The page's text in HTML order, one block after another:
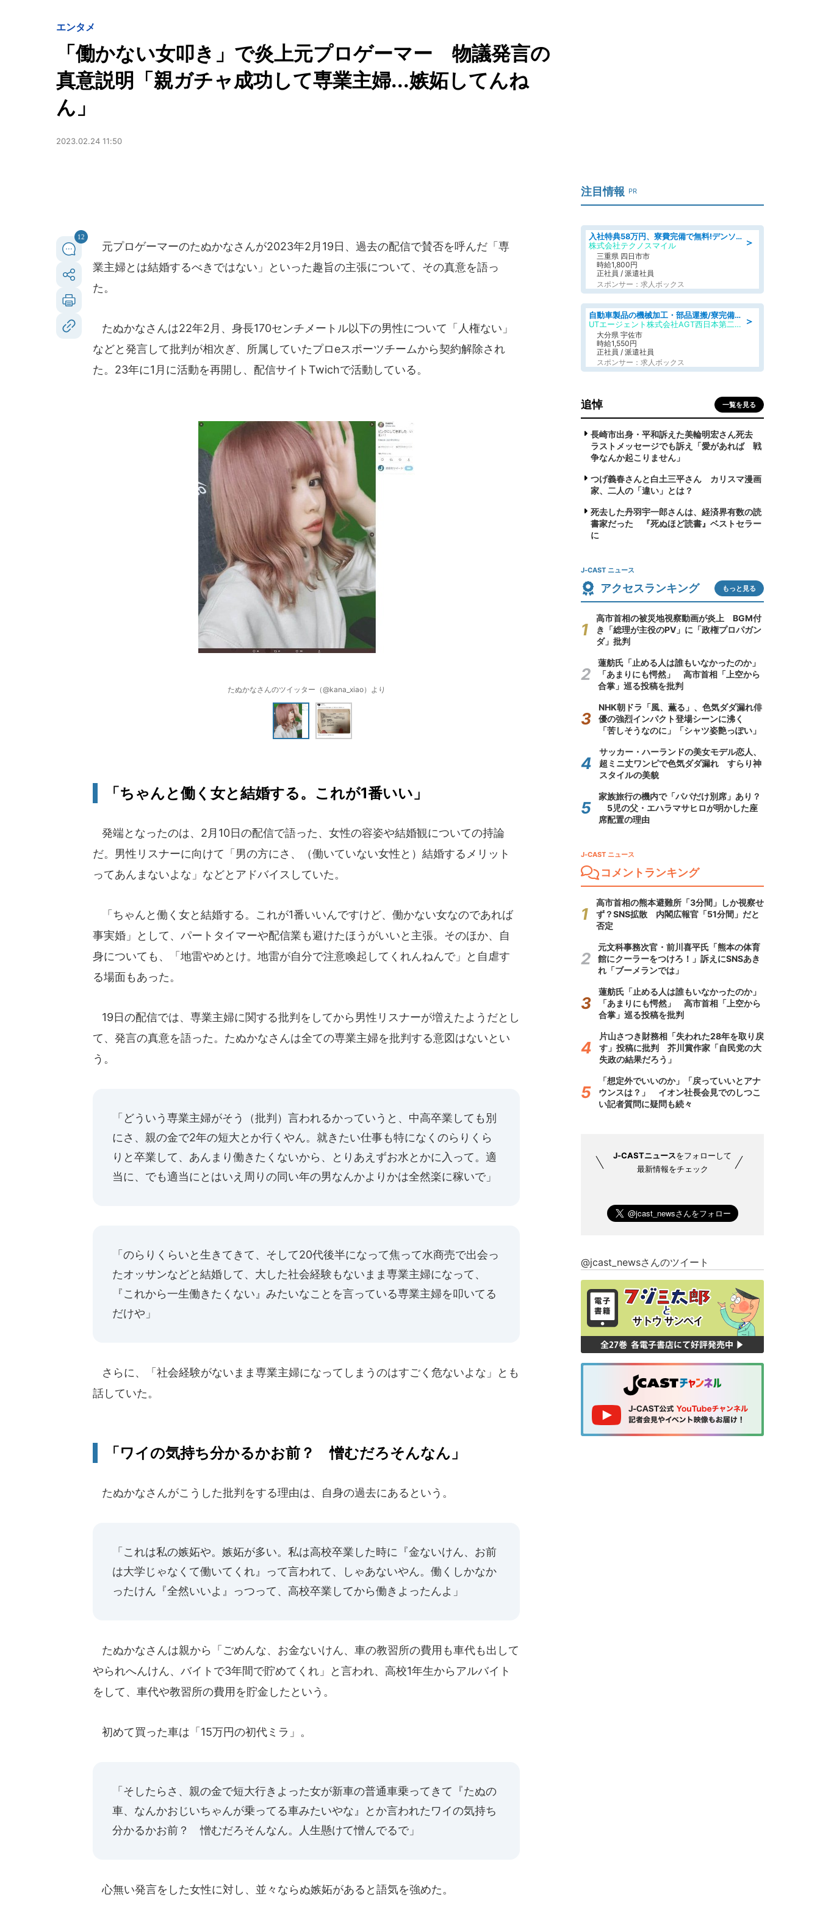
エンタメ
「働かない女叩き」で炎上元プロゲーマー 物議発言の
真意説明「親ガチャ成功して専業主婦...嫉妬してんね
ん」
2023.02.24 11:50
12
元プロゲーマーのたぬかなさんが2023年2月19日、過去の配信で賛否を呼んだ「専
業主婦とは結婚するべきではない」といった趣旨の主張について、その真意を語っ
た。
たぬかなさんは22年2月、身長170センチメートル以下の男性について「人権ない」
などと発言して批判が相次ぎ、所属していたプロeスポーツチームから契約解除され
た。23年に1月に活動を再開し、配信サイトTwichで活動している。
たぬかなさんのツイッター（@kana_xiao）より
「ちゃんと働く女と結婚する。これが1番いい」
発端となったのは、2月10日の配信で語った、女性の容姿や結婚観についての持論
だ。男性リスナーに向けて「男の方にさ、（働いていない女性と）結婚するメリット
ってあんまないよな」などとアドバイスしていた。
「ちゃんと働く女と結婚する。これが1番いいんですけど、働かない女なのであれば
事実婚」として、パートタイマーや配信業も避けたほうがいいと主張。そのほか、自
身についても、「地雷やめとけ。地雷が自分で注意喚起してくれんねんで」と自虐す
る場面もあった。
19日の配信では、専業主婦に関する批判をしてから男性リスナーが増えたようだとし
て、発言の真意を語った。たぬかなさんは全ての専業主婦を批判する意図はないとい
う。
「どういう専業主婦がそう（批判）言われるかっていうと、中高卒業しても別
にさ、親の金で2年の短大とか行くやん。就きたい仕事も特になくのらりくら
りと卒業して、あんまり働きたくないから、とりあえずお水とかに入って。適
当に、でも適当にとはいえ周りの同い年の男なんかよりかは全然楽に稼いで」
「のらりくらいと生きてきて、そして20代後半になって焦って水商売で出会っ
たオッサンなどと結婚して、大した社会経験もないまま専業主婦になって、
『これから一生働きたくない』みたいなことを言っている専業主婦を叩いてる
だけや」
さらに、「社会経験がないまま専業主婦になってしまうのはすごく危ないよな」とも
話していた。
「ワイの気持ち分かるかお前？ 憎むだろそんなん」
たぬかなさんがこうした批判をする理由は、自身の過去にあるという。
「これは私の嫉妬や。嫉妬が多い。私は高校卒業した時に『金ないけん、お前
は大学じゃなくて働いてくれ』って言われて、しゃあないやん。働くしかなか
ったけん『全然いいよ』っつって、高校卒業してから働きよったんよ」
たぬかなさんは親から「ごめんな、お金ないけん、車の教習所の費用も車代も出して
やられへんけん、バイトで3年間で貯めてくれ」と言われ、高校1年生からアルバイト
をして、車代や教習所の費用を貯金したという。
初めて買った車は「15万円の初代ミラ」。
「そしたらさ、親の金で短大行きよった女が新車の普通車乗ってきて『たぬの
車、なんかおじいちゃんが乗ってる車みたいやな』とか言われたワイの気持ち
分かるかお前？ 憎むだろそんなん。人生懸けて憎んでるで」
心無い発言をした女性に対し、並々ならぬ嫉妬があると語気を強めた。
注目情報 PR
＞
入社特典58万円、寮費完備で無料!デンソーで働こう!自動車工場で小型部品の検査業務 denso aichi
株式会社テクノスマイル
三重県 四日市市
時給1,800円
正社員 / 派遣社員
スポンサー：求人ボックス
＞
自動車製品の機械加工・部品運搬/寮完備/日払い/工場・製造
UTエージェント株式会社AGT西日本第二CU
大分県 宇佐市
時給1,550円
正社員 / 派遣社員
スポンサー：求人ボックス
追悼 一覧を見る
長崎市出身・平和訴えた美輪明宏さん死去
ラストメッセージでも訴え「愛があれば 戦
争なんか起こりません」
つげ義春さんと白土三平さん カリスマ漫画
家、二人の「違い」とは？
死去した丹羽宇一郎さんは、経済界有数の読
書家だった 『死ぬほど読書』ベストセラー
に
J-CAST ニュース
アクセスランキング もっと見る
高市首相の被災地視察動画が炎上 BGM付
き「総理が主役のPV」に「政権プロパガン
ダ」批判
蓮舫氏「止める人は誰もいなかったのか」
「あまりにも愕然」 高市首相「上空から
合掌」巡る投稿を批判
NHK朝ドラ「風、薫る」、色気ダダ漏れ俳
優の強烈インパクト登場シーンに沸く
「苦しそうなのに」「シャツ姿艶っぽい」
サッカー・ハーランドの美女モデル恋人、
超ミニ丈ワンピで色気ダダ漏れ すらり神
スタイルの美貌
家族旅行の機内で「パパだけ別席」あり？
5児の父・エハラマサヒロが明かした座
席配置の理由
J-CAST ニュース
コメントランキング
高市首相の熊本避難所「3分間」しか視察せ
ず？SNS拡散 内閣広報官「51分間」だと
否定
元文科事務次官・前川喜平氏「熊本の体育
館にクーラーをつけろ！」訴えにSNSあき
れ「ブーメランでは」
蓮舫氏「止める人は誰もいなかったのか」
「あまりにも愕然」 高市首相「上空から
合掌」巡る投稿を批判
片山さつき財務相「失われた28年を取り戻
す」投稿に批判 芥川賞作家「自民党の大
失政の結果だろう」
「想定外でいいのか」「戻っていいとアナ
ウンスは？」 イオン社長会見でのしつこ
い記者質問に疑問も続々
J-CASTニュースをフォローして
最新情報をチェック
@jcast_newsさんのツイート